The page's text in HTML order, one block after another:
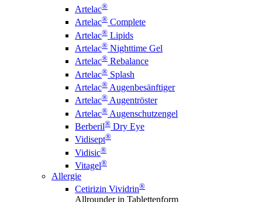
Artelac®
Artelac® Complete
Artelac® Lipids
Artelac® Nighttime Gel
Artelac® Rebalance
Artelac® Splash
Artelac® Augenbesänftiger
Artelac® Augentröster
Artelac® Augenschutzengel
Berberil® Dry Eye
Vidisept®
Vidisic®
Vitagel®
Allergie
Cetirizin Vividrin®
Allrounder in Tablettenform